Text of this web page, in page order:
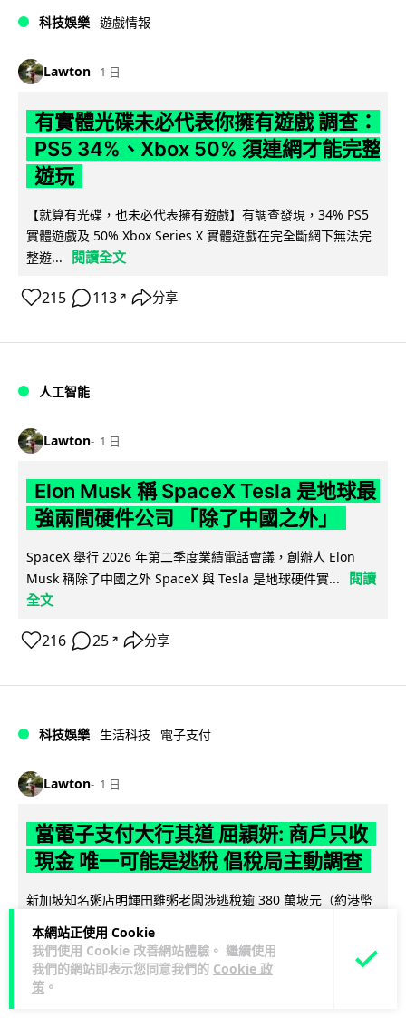
本網站正使用 Cookie
我們使用 Cookie 改善網站體驗。 繼續使用
我們的網站即表示您同意我們的 Cookie 政
策 。
科技娛樂 遊戲情報
Lawton 1 日
有實體光碟未必代表你擁有遊戲 調查：
PS5 34%、Xbox 50% 須連網才能完整
遊玩
【就算有光碟，也未必代表擁有遊戲】有調查發現，34% PS5
實體遊戲及 50% Xbox Series X 實體遊戲在完全斷網下無法完
整遊...
閱讀全文
215 113 ↗ 分享
人工智能
Lawton 1 日
Elon Musk 稱 SpaceX Tesla 是地球最
強兩間硬件公司 「除了中國之外」
SpaceX 舉行 2026 年第二季度業績電話會議，創辦人 Elon
Musk 稱除了中國之外 SpaceX 與 Tesla 是地球硬件實...
閱讀
全文
216 25 ↗ 分享
科技娛樂 生活科技 電子支付
Lawton 1 日
當電子支付大行其道 屈穎妍: 商戶只收
現金 唯一可能是逃稅 倡稅局主動調查
新加坡知名粥店明輝田雞粥老闆涉逃稅逾 380 萬坡元（約港幣
金（約港幣...
閱讀全文
920